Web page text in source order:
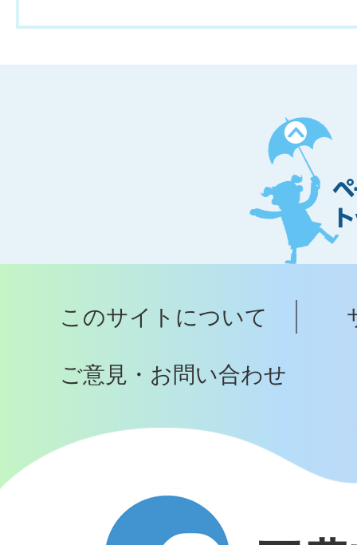
ペ
ー
ジ
ト
ッ
へ
このサイトについて
ご意見・お問い合わせ